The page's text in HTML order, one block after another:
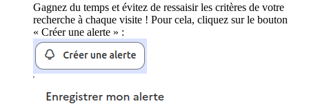
Gagnez du temps et évitez de ressaisir les critères de votre
recherche à chaque visite ! Pour cela, cliquez sur le bouton
« Créer une alerte » :